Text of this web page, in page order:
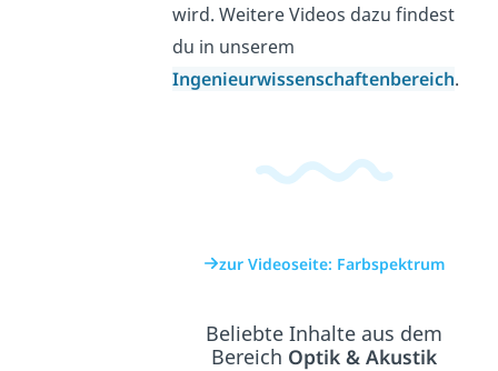
wird. Weitere Videos dazu findest
du in unserem
Ingenieurwissenschaftenbereich.
zur Videoseite: Farbspektrum
Beliebte Inhalte aus dem
Bereich Optik & Akustik